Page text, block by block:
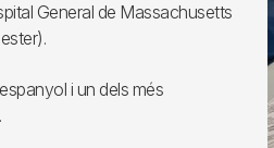
General de Massachusetts
i un dels més